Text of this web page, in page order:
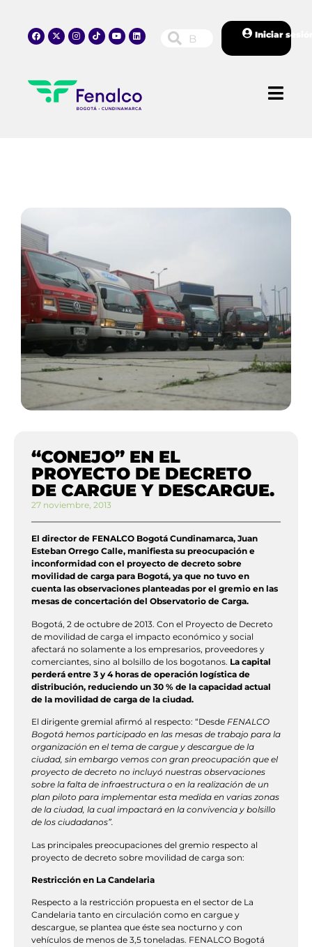
Iniciar
“CONEJO” EN EL
PROYECTO DE DECRETO
DE CARGUE Y DESCARGUE.
27 noviembre, 2013
El director de FENALCO Bogotá Cundinamarca, Juan
Esteban Orrego Calle, manifiesta su preocupación e
inconformidad con el proyecto de decreto sobre
movilidad de carga para Bogotá, ya que no tuvo en
cuenta las observaciones planteadas por el gremio en las
mesas de concertación del Observatorio de Carga.
Bogotá, 2 de octubre de 2013. Con el Proyecto de Decreto
de movilidad de carga el impacto económico y social
afectará no solamente a los empresarios, proveedores y
comerciantes, sino al bolsillo de los bogotanos. La capital
perderá entre 3 y 4 horas de operación logística de
distribución, reduciendo un 30 % de la capacidad actual
de la movilidad de carga de la ciudad.
El dirigente gremial afirmó al respecto: “Desde FENALCO
Bogotá hemos participado en las mesas de trabajo para la
organización en el tema de cargue y descargue de la
ciudad, sin embargo vemos con gran preocupación que el
proyecto de decreto no incluyó nuestras observaciones
sobre la falta de infraestructura o en la realización de un
plan piloto para implementar esta medida en varias zonas
de la ciudad, la cual impactará en la convivencia y bolsillo
de los ciudadanos”.
Las principales preocupaciones del gremio respecto al
proyecto de decreto sobre movilidad de carga son:
Restricción en La Candelaria
Respecto a la restricción propuesta en el sector de La
Candelaria tanto en circulación como en cargue y
descargue, se plantea que éste sea nocturno y con
vehículos de menos de 3,5 toneladas. FENALCO Bogotá